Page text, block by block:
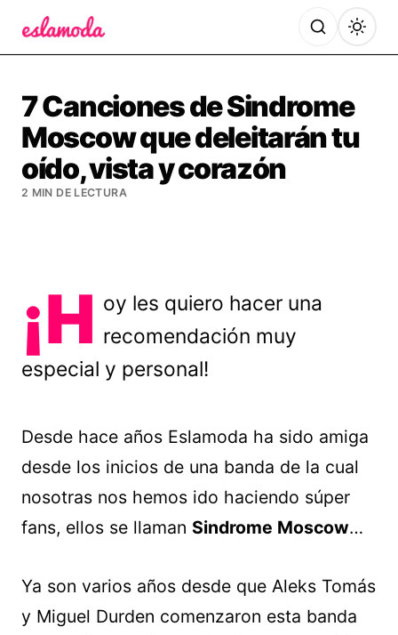
7 Canciones de Sindrome
Moscow que deleitarán tu
oído, vista y corazón
2 MIN DE LECTURA
¡H oy les quiero hacer una
recomendación muy
especial y personal!
Desde hace años Eslamoda ha sido amiga
desde los inicios de una banda de la cual
nosotras nos hemos ido haciendo súper
fans, ellos se llaman Sindrome Moscow…
Ya son varios años desde que Aleks Tomás
y Miguel Durden comenzaron esta banda